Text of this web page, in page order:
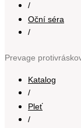
/
Oční séra
/
Katalog
/
Pleť
/